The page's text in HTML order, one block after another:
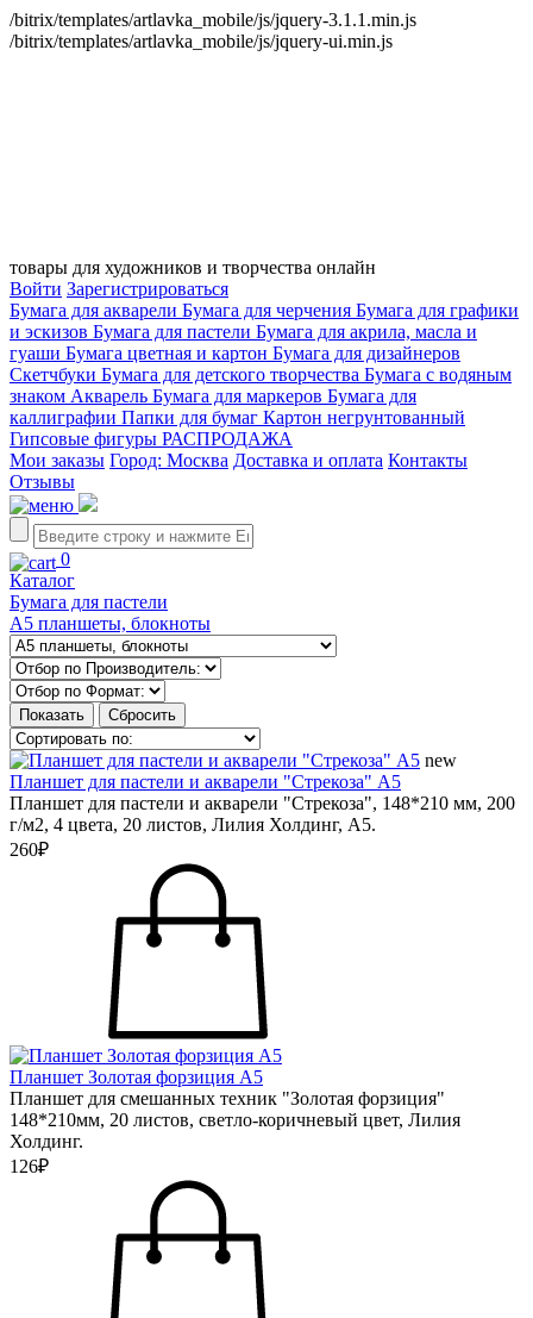
/bitrix/templates/artlavka_mobile/js/jquery-3.1.1.min.js
/bitrix/templates/artlavka_mobile/js/jquery-ui.min.js
товары для художников и творчества онлайн
Войти Зарегистрироваться
Бумага для акварели Бумага для черчения Бумага для графики
и эскизов Бумага для пастели Бумага для акрила, масла и
гуаши Бумага цветная и картон Бумага для дизайнеров
Скетчбуки Бумага для детского творчества Бумага с водяным
знаком Акварель Бумага для маркеров Бумага для
каллиграфии Папки для бумаг Картон негрунтованный
Гипсовые фигуры РАСПРОДАЖА
Мои заказы Город: Москва Доставка и оплата Контакты
Отзывы
0
Каталог
Бумага для пастели
А5 планшеты, блокноты
new
Планшет для пастели и акварели "Стрекоза" А5
Планшет для пастели и акварели "Стрекоза", 148*210 мм, 200
г/м2, 4 цвета, 20 листов, Лилия Холдинг, А5.
260₽
Планшет Золотая форзиция А5
Планшет для смешанных техник "Золотая форзиция"
148*210мм, 20 листов, светло-коричневый цвет, Лилия
Холдинг.
126₽